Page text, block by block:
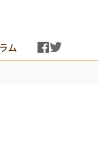
ム